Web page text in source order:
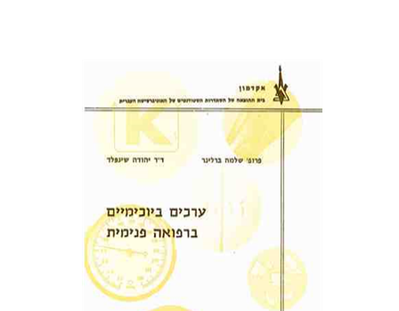
פרופ` יהודה שינפלד שלמה ברלינר